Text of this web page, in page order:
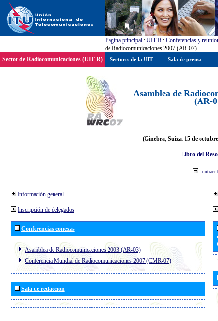
Pagína principal : UIT-R : Conferencias y
de Radiocomunicaciones 2007 (AR-07)
Sector de Radiocomunicaciones (UIT-R)
Asamblea de
(AR-
(Ginebra, Suiza, 15 de
Libro del
Contraer
Información general
Inscripción de delegados
Conferencias conexas
Asamblea de Radiocomunicaciones 2003 (AR-03)
Conferencia Mundial de Radiocomunicaciones 2007 (CMR-07)
Sala de redacción
Sectores de la UIT Sala de prensa